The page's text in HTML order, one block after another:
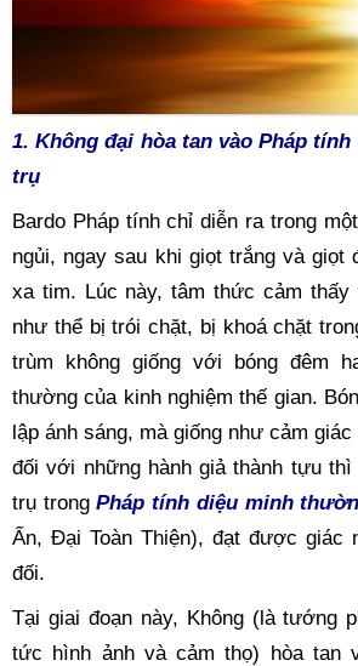
1. Không đại hòa tan vào Pháp
trụ
Bardo Pháp tính chỉ diễn ra trong
ngủi, ngay sau khi giọt trắng và giọt
xa tim. Lúc này, tâm thức cảm thấy
như thể bị trói chặt, bị khoá chặt
trùm không giống với bóng đêm
thường của kinh nghiệm thế gian.
lập ánh sáng, mà giống như cảm
đối với những hành giả thành tựu
trụ trong Pháp tính diệu minh
Ấn, Đại Toàn Thiện), đạt được giác
đối.
Tại giai đoạn này, Không (là tướng
tức hình ảnh và cảm thọ) hòa tan